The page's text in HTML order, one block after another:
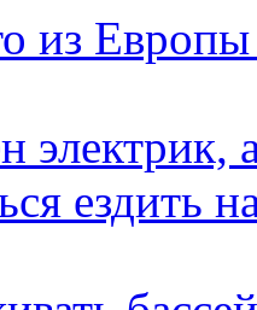
из
электрик,
ездить